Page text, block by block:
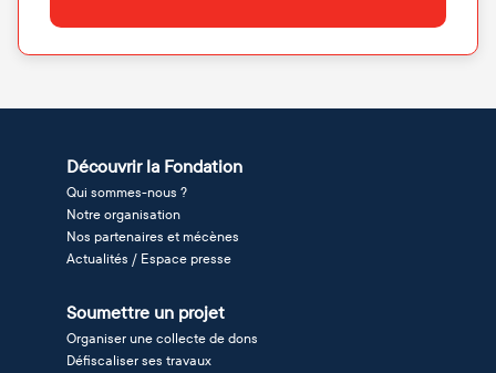
Découvrir la Fondation
Qui sommes-nous ?
Notre organisation
Nos partenaires et mécènes
Actualités / Espace presse
Soumettre un projet
Organiser une collecte de dons
Défiscaliser ses travaux